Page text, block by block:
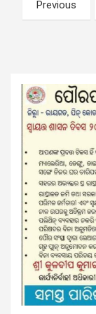
pagination
Previous